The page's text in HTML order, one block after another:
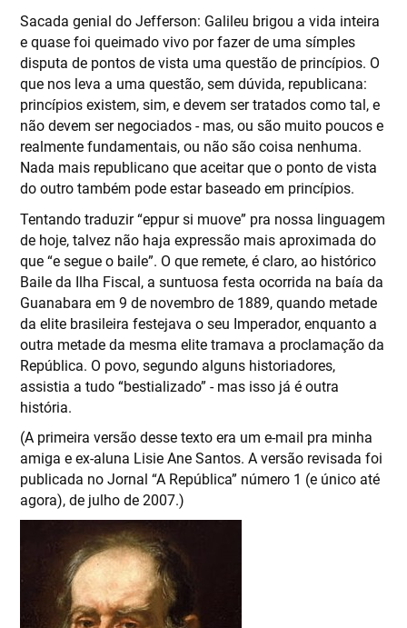
Sacada genial do Jefferson: Galileu brigou a vida inteira
e quase foi queimado vivo por fazer de uma símples
disputa de pontos de vista uma questão de princípios. O
que nos leva a uma questão, sem dúvida, republicana:
princípios existem, sim, e devem ser tratados como tal, e
não devem ser negociados - mas, ou são muito poucos e
realmente fundamentais, ou não são coisa nenhuma.
Nada mais republicano que aceitar que o ponto de vista
do outro também pode estar baseado em princípios.
Tentando traduzir “eppur si muove” pra nossa linguagem
de hoje, talvez não haja expressão mais aproximada do
que “e segue o baile”. O que remete, é claro, ao histórico
Baile da Ilha Fiscal, a suntuosa festa ocorrida na baía da
Guanabara em 9 de novembro de 1889, quando metade
da elite brasileira festejava o seu Imperador, enquanto a
outra metade da mesma elite tramava a proclamação da
República. O povo, segundo alguns historiadores,
assistia a tudo “bestializado” - mas isso já é outra
história.
(A primeira versão desse texto era um e-mail pra minha
amiga e ex-aluna Lisie Ane Santos. A versão revisada foi
publicada no Jornal “A República” número 1 (e único até
agora), de julho de 2007.)